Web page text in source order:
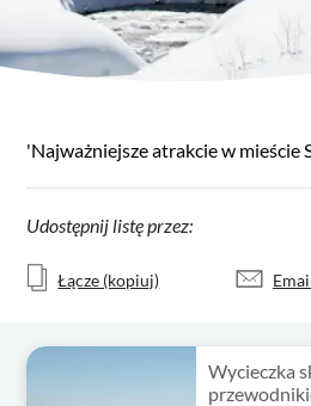
'Najważniejsze atrakcie w mieście
Udostępnij listę przez:
Łącze (kopiuj)
Wycieczka